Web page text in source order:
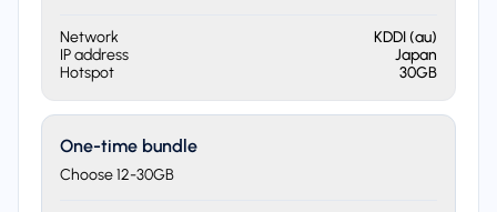
Network
KDDI (au)
IP address
Japan
Hotspot
30GB
One-time bundle
Choose 12-30GB